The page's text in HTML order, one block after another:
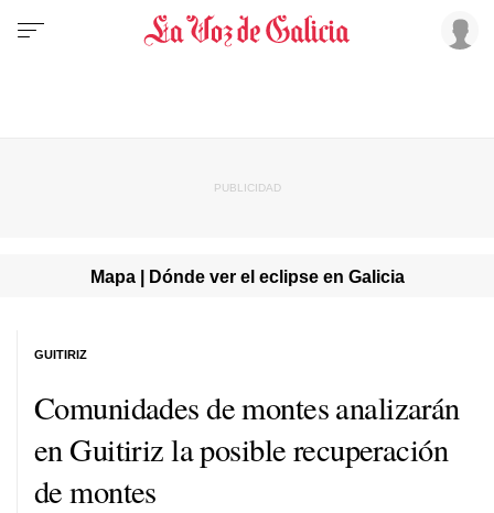
Mapa | Dónde ver el eclipse en Galicia
Comunidades de montes analizarán
en Guitiriz la posible recuperación
de montes
GUITIRIZ